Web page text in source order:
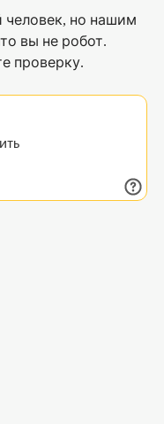
человек, но нашим
вы не робот.
проверку.